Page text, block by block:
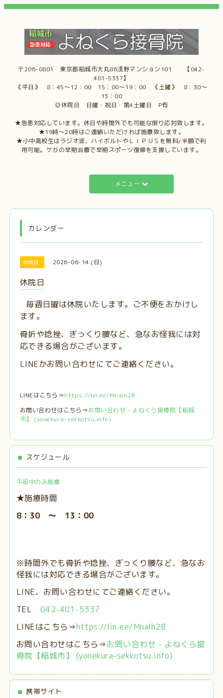
〒206-0801 東京都稲城市大丸86浅野マンション101 【042-
401-5337】
《平日》 8：45～12：00 15：00～19：00 《土曜》 8：30～
13：00
◎休院日 日曜・祝日・第4土曜日 P有
★急患対応しています。休日や時間外でも可能な限り応対致します。
★19時～20時はご連絡いただければ施療致します。
★小中高校生はラジオ波、ハイボルトやＬＩＰＵＳを無料/半額で利
用可能。ケガの早期治療で早期スポーツ復帰を支援しています。
メニュー
カレンダー
休院日 2026-06-14 (日)
休院日
毎週日曜は休院いたします。ご不便をおかけし
ます。
骨折や捻挫、ぎっくり腰など、急なお怪我には対
応できる場合がございます。
LINEかお問い合わせにてご連絡ください。
LINEはこちら⇒https://lin.ee/MnaIh2B
お問い合わせはこちら⇒お問い合わせ - よねくら接骨院【稲城
市】 (yonekura-sekkotsu.info)
スケジュール
午前中のみ施療
★施療時間
8：30 ～ 13：00
※時間外でも骨折や捻挫、ぎっくり腰など、急なお
怪我には対応できる場合がございます。
LINE、お問い合わせにてご連絡ください。
TEL 042-401-5337
LINEはこちら⇒https://lin.ee/MnaIh2B
お問い合わせはこちら⇒お問い合わせ - よねくら接
骨院【稲城市】 (yonekura-sekkotsu.info)
携帯サイト